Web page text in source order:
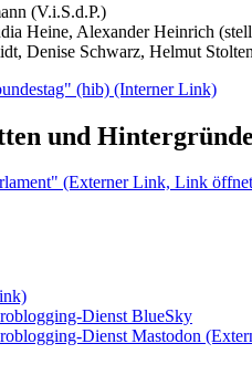
(V.i.S.d.P.)
Heine, Alexander Heinrich
Denise Schwarz, Helmut
(hib) (Interner Link)
und Hintergründe
(Externer Link, Link öffnet
Dienst BlueSky
Dienst Mastodon